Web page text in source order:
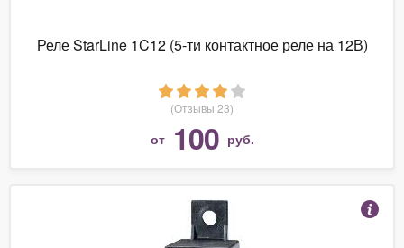
Реле StarLine 1C12 (5-ти контактное реле на 12В)
(Отзывы 23)
от 100 руб.